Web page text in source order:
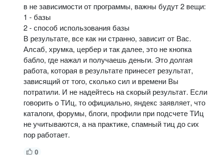
в не зависимости от программы, важны будут 2 вещи:
1 - базы
2 - способ использования базы
В результате, все как ни странно, зависит от Вас.
Алсаб, хрумка, цербер и так далее, это не кнопка
бабло, где нажал и получаешь деньги. Это долгая
работа, которая в результате принесет результат,
зависящий от того, сколько сил и времени Вы
потратили. И не надейтесь на скорый результат. Если
говорить о ТИц, то официально, яндекс заявляет, что
каталоги, форумы, блоги, профили при подсчете ТИц
не учитываются, а на практике, спамный тиц до сих
пор работает.
0